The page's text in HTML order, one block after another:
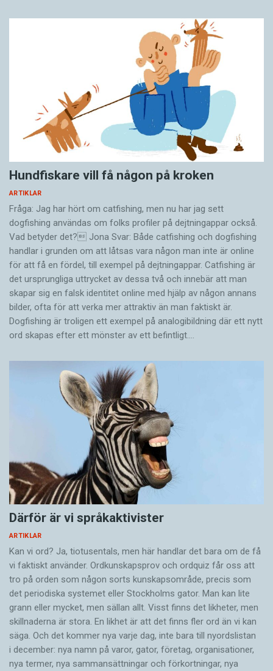
Hundfiskare vill få någon på kroken
ARTIKLAR
Fråga: Jag har hört om catfishing, men nu har jag sett
dogfishing användas om folks profiler på dejtningappar också.
Vad betyder det? Jona Svar: Både catfishing och dogfishing
handlar i grunden om att låtsas vara någon man inte är online
för att få en fördel, till exempel på dejtningappar. Catfishing är
det ursprungliga uttrycket av dessa två och innebär att man
skapar sig en falsk identitet online med hjälp av någon annans
bilder, ofta för att verka mer attraktiv än man faktiskt är.
Dogfishing är troligen ett exempel på analogibildning där ett nytt
ord skapas efter ett mönster av ett befintligt.…
Därför är vi språkaktivister
ARTIKLAR
Kan vi ord? Ja, tiotusentals, men här handlar det bara om de få
vi faktiskt använder. Ordkunskapsprov och ordquiz får oss att
tro på orden som någon sorts kunskapsområde, precis som
det periodiska systemet eller Stockholms gator. Man kan lite
grann eller mycket, men sällan allt. Visst finns det likheter, men
skillnaderna är stora. En likhet är att det finns fler ord än vi kan
säga. Och det kommer nya varje dag, inte bara till nyordslistan
i december: nya namn på varor, gator, företag, organisationer,
nya termer, nya samman­sättningar och förkortningar, nya